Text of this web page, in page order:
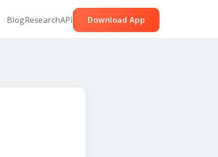
BlogResearchAPI Download App